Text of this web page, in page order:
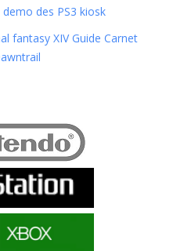
des PS3 kiosk
fantasy XIV Guide Carnet